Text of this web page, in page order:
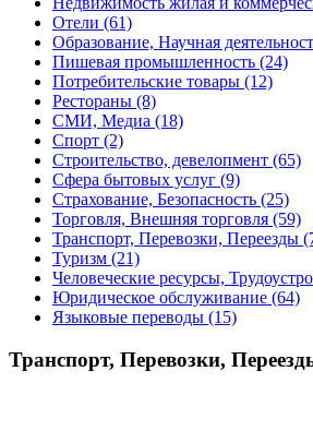
Отели (61)
Образование, Научная
Пишевая промышленность (24)
Потребительские товары (12)
Рестораны (8)
СМИ, Медиа (18)
Спорт (2)
Строительство, девелопмент (65)
Сфера бытовых услуг (9)
Страхование, Безопасность (25)
Торговля, Внешняя торговля (59)
Транспорт, Перевозки, Переезды
Туризм (21)
Человеческие ресурсы,
Юридическое обслуживание (64)
Языковые переводы (15)
Транспорт, Перевозки,